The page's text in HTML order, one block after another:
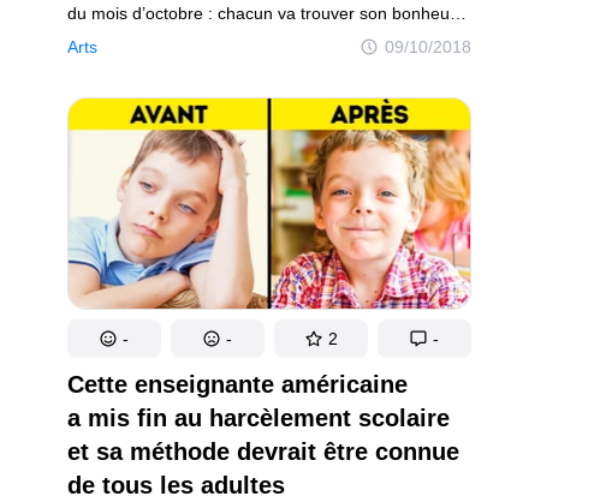
Arts 09/10/2018
du mois d’octobre : chacun va trouver son bonheur.
Cet article sera l’occasion de te les présenter.
Et ensuite, il ne te restera plus qu’à les dévorer sous
ta fenêtre...
Cette enseignante américaine
a mis fin au harcèlement scolaire
et sa méthode devrait être connue
de tous les adultes
- - 2 -